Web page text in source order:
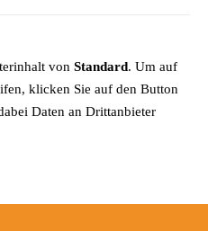
von Standard. Um auf
klicken Sie auf den Button
Daten an Drittanbieter